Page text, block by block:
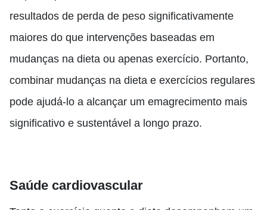
resultados de perda de peso significativamente
maiores do que intervenções baseadas em
mudanças na dieta ou apenas exercício. Portanto,
combinar mudanças na dieta e exercícios regulares
pode ajudá-lo a alcançar um emagrecimento mais
significativo e sustentável a longo prazo.
Saúde cardiovascular